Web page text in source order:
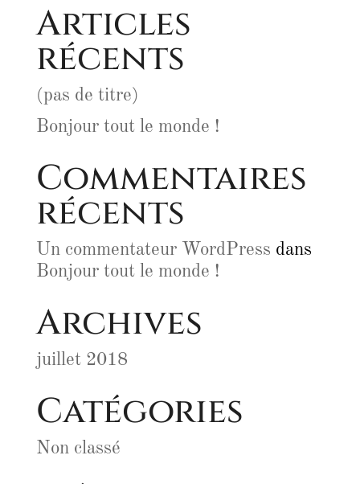
Articles
récents
(pas de titre)
Bonjour tout le monde !
Commentaires
récents
Un commentateur WordPress dans
Bonjour tout le monde !
Archives
juillet 2018
Catégories
Non classé